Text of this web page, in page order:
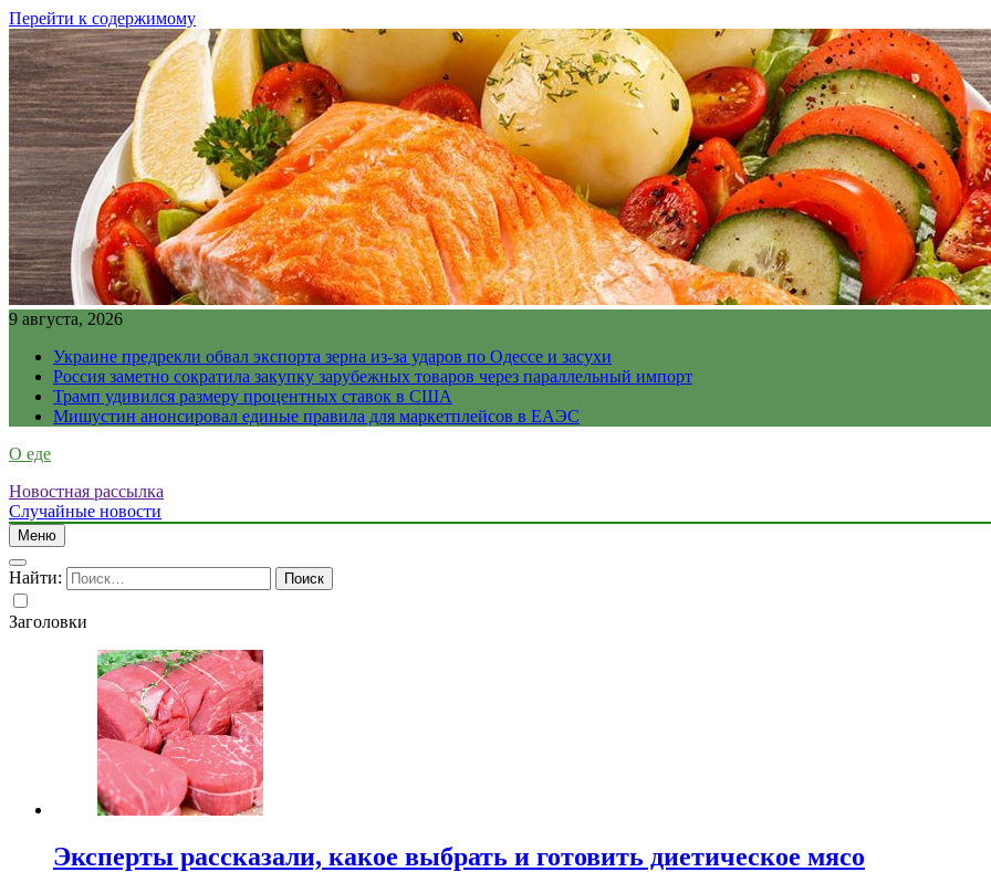
Перейти к содержимому
9 августа, 2026
Украине предрекли обвал экспорта зерна из-за ударов по Одессе и засухи
Россия заметно сократила закупку зарубежных товаров через параллельный импорт
Трамп удивился размеру процентных ставок в США
Мишустин анонсировал единые правила для маркетплейсов в ЕАЭС
О еде
Новостная рассылка
Случайные новости
Меню
Найти:
Заголовки
Эксперты рассказали, какое выбрать и готовить диетическое мясо